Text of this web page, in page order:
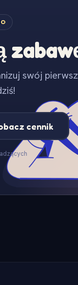
swój
cennik